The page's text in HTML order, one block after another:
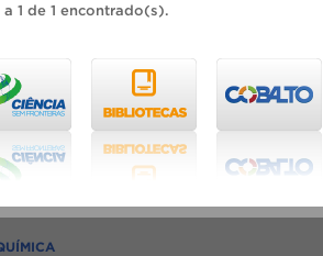
1 de 1 encontrado(s).